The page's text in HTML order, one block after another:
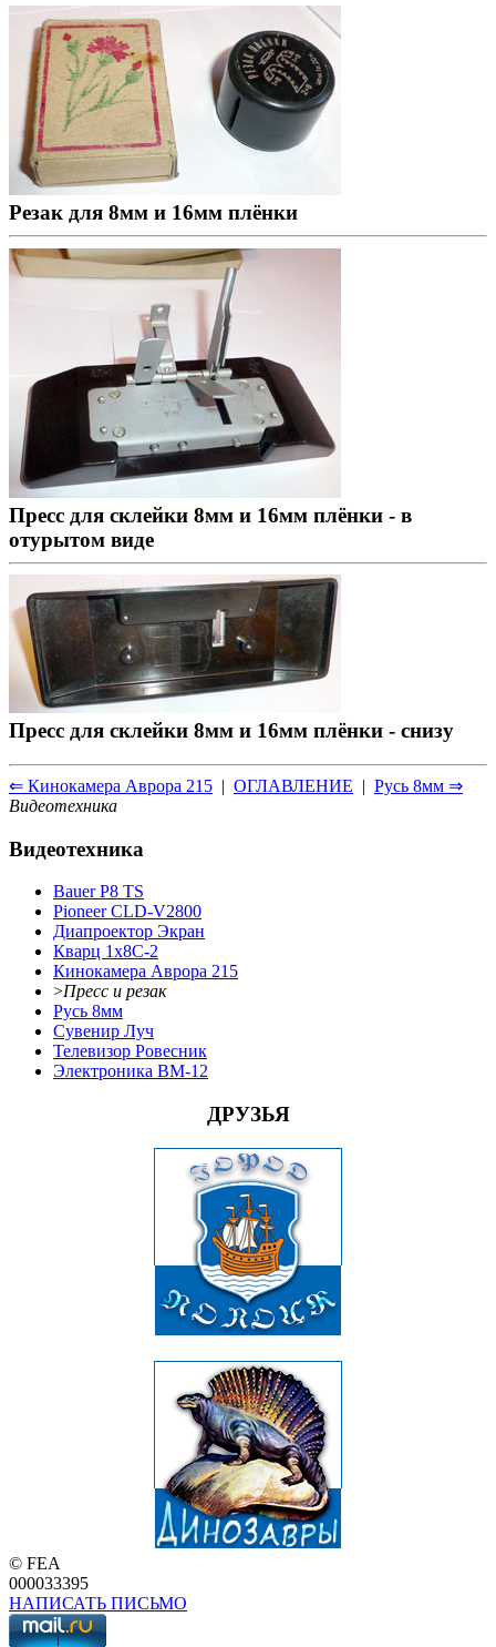
Резак для 8мм и 16мм плёнки
Пресс для склейки 8мм и 16мм плёнки - в
отурытом виде
Пресс для склейки 8мм и 16мм плёнки - снизу
⇐ Кинокамера Аврора 215 | ОГЛАВЛЕНИЕ | Русь 8мм ⇒
Видеотехника
Видеотехника
Bauer P8 TS
Pioneer CLD-V2800
Диапроектор Экран
Кварц 1x8С-2
Кинокамера Аврора 215
>Пресс и резак
Русь 8мм
Сувенир Луч
Телевизор Ровесник
Электроника ВМ-12
ДРУЗЬЯ
© FEA
000033395
НАПИСАТЬ ПИСЬМО